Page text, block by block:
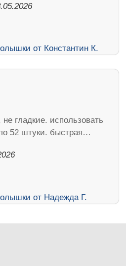
гладкие. использовать
52 штуки. быстрая…